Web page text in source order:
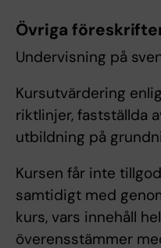
Övriga
Undervisning på
Kursutvärdering
riktlinjer, fastställda
utbildning på
Kursen får inte
samtidigt med
kurs, vars innehåll
överensstämmer